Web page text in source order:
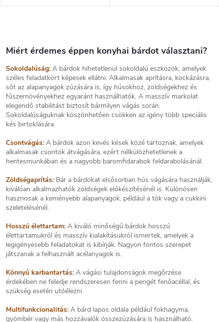
cm, a teljes hossz 30 cm. A
hossza 30 cm. Markolat sötét
s
a
i
r
á
n
y
í
á
s
l
e
m
e
Miért érdemes éppen konyhai bárdot választani?
Sokoldalúság: A bárdok hihetetlenül sokoldalú eszközök, amelyek
széles feladatkört képesek ellátni. Alkalmasak aprításra, kockázásra,
sőt az alapanyagok zúzására is, így húsokhoz, zöldségekhez és
fűszernövényekhez egyaránt használhatók. A masszív markolat
elegendő stabilitást biztosít bármilyen vágás során.
Sokoldalúságuknak köszönhetően csökken az igény több speciális
kés birtoklására.
Csontvágás: A bárdok azon kevés kések közé tartoznak, amelyek
alkalmasak csontok átvágására, ezért nélkülözhetetlenek a
hentesmunkában és a nagyobb baromfidarabok feldarabolásánál.
Zöldségaprítás: Bár a bárdokat elsősorban hús vágására használják,
kiválóan alkalmazhatók zöldségek előkészítésénél is. Különösen
hasznosak a keményebb alapanyagok, például a tök vagy a cukkini
szeletelésénél.
Hosszú élettartam: A kiváló minőségű bárdok hosszú
élettartamukról és masszív kialakításukról ismertek, amelyek a
legigényesebb feladatokat is kibírják. Nagyon fontos szerepet
játszanak a felhasznált acélanyagok is.
Könnyű karbantartás: A vágási tulajdonságok megőrzése
érdekében ne feledje rendszeresen fenni a pengét fenőacéllal, és
szükség esetén utóélezni
Multifunkcionalitás: A bárd lapos oldala például fokhagyma,
gyömbér vagy más hozzávalók összezúzására is használható.